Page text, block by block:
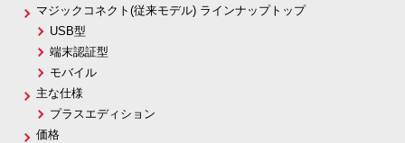
マジックコネクト(従来モデル) ラインナップトップ
USB型
端末認証型
モバイル
主な仕様
プラスエディション
価格